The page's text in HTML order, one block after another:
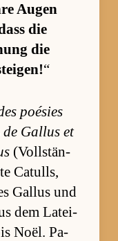
Au­gen
die
die
“
poé­sies
de Gal­lus et
(Voll­stän­
Ca­tulls,
Gal­lus und
dem La­tei­
Noël. Pa­